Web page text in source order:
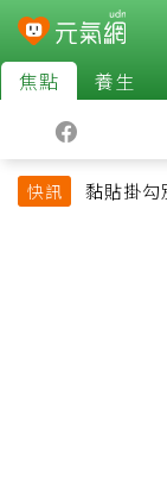
焦點 養生
快訊
黏貼掛勾